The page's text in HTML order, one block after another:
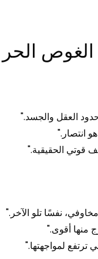
الحر
العقل والجسد."
انتصار."
قوتي الحقيقية."
نفسًا تلو الآخر."
منها أقوى."
لمواجهتها."